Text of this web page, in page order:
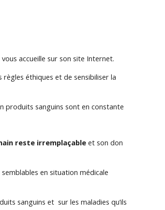
accueille sur son site Internet.
éthiques et de sensibiliser la
produits sanguins sont en constante
reste irremplaçableet son don
en situation médicale
sanguins et sur les maladies qu’ils